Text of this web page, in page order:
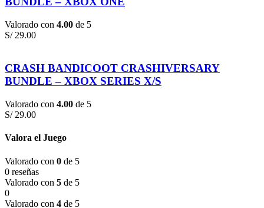
Valorado con 4.00 de 5
S/29.00
CRASH BANDICOOT CRASHIVERSARY
BUNDLE – XBOX SERIES X/S
Valorado con 4.00 de 5
S/29.00
Valora el Juego
Valorado con 0 de 5
0 reseñas
Valorado con 5 de 5
0
Valorado con 4 de 5